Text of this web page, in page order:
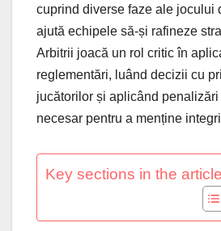
cuprind diverse faze ale jocului
ajută echipele să-și rafineze
Arbitrii joacă un rol critic în
reglementări, luând decizii cu
jucătorilor și aplicând
necesar pentru a menține
Key sections in the